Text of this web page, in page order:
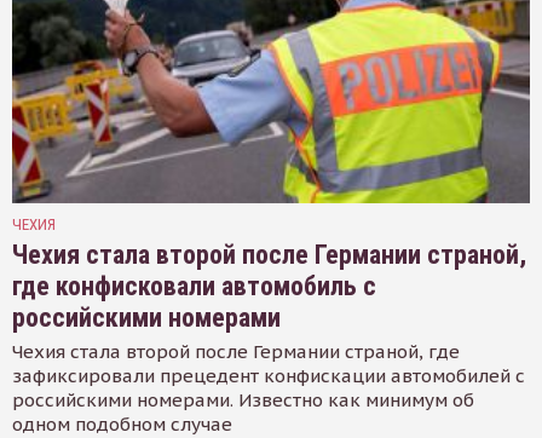
ЧЕХИЯ
Чехия стала второй после Германии страной,
где конфисковали автомобиль с
российскими номерами
Чехия стала второй после Германии страной, где
зафиксировали прецедент конфискации автомобилей с
российскими номерами. Известно как минимум об
одном подобном случае